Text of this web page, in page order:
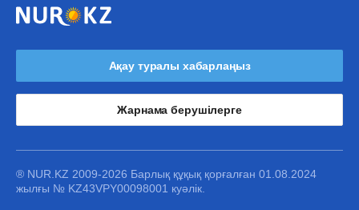
Ақау туралы хабарлаңыз
Жарнама берушілерге
® NUR.KZ 2009-2026 Барлық құқық қорғалған 01.08.2024
жылғы № KZ43VPY00098001 куәлік.